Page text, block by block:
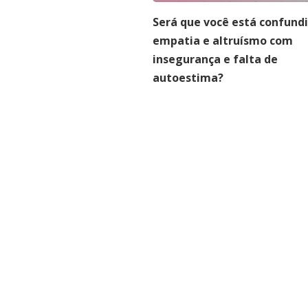
Será que você está
empatia e altruísmo com
insegurança e falta de
autoestima?